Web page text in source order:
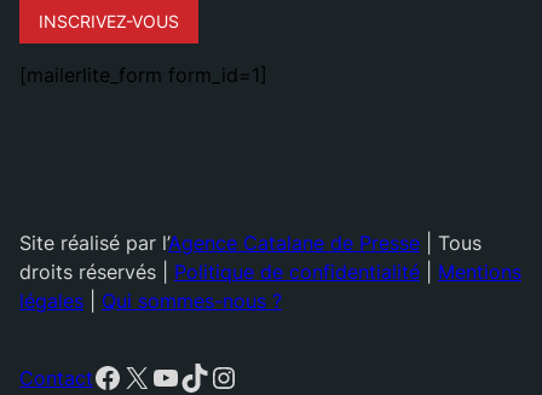
INSCRIVEZ-VOUS
[mailerlite_form form_id=1]
Site réalisé par l’Agence Catalane de Presse | Tous
droits réservés | Politique de confidentialité
Mentions
légales
Qui sommes-nous ?
ContactFacebook
X YouTube
TikTok
Instagram